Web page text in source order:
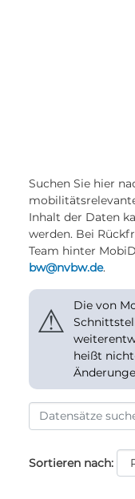
Suchen Sie hier
Inhalt der Daten
werden. Bei
Team hinter
bw@nvbw.de.
⚠
Die von
heißt
Sortieren nach